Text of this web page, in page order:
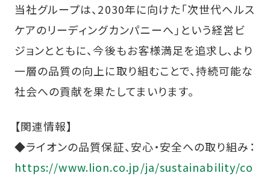
当社グループは、2030年に向けた「次世代ヘルス
ケアのリーディングカンパニーへ」という経営ビ
ジョンとともに、今後もお客様満足を追求し、より
一層の品質の向上に取り組むことで、持続可能な
社会への貢献を果たしてまいります。
【関連情報】
◆ライオンの品質保証、安心・安全への取り組み：
https://www.lion.co.jp/ja/sustainability/co